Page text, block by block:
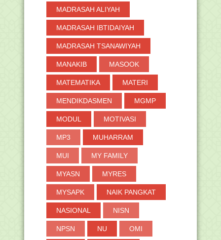
MADRASAH ALIYAH
MADRASAH IBTIDAIYAH
MADRASAH TSANAWIYAH
MANAKIB MASOOK
MATEMATIKA MATERI
MENDIKDASMEN MGMP
MODUL MOTIVASI
MP3 MUHARRAM
MUI MY FAMILY
MYASN MYRES
MYSAPK NAIK PANGKAT
NASIONAL NISN
NPSN NU OMI